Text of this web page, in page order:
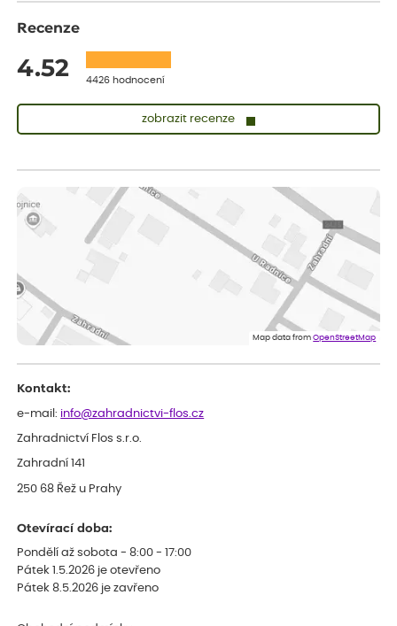
Recenze
4.52 4426 hodnocení
zobrazit recenze
Vše přišlo velice rychle krásně zabalené. Rostlinky po přesazení
velice dobře prospívají
Jarda
Dobrý den, byli jsme spokojeni
Eshop, objednání bylo v pořádku, žádný problém. Jen jsem byla
smutná z dodávky jedné kytky, která nebyla v nejlepší kondici a i
Map data fromOpenStreetMap
Kontakt:
e-mail: info@zahradnictvi-flos.cz
Zahradnictví Flos s.r.o.
Zahradní 141
250 68 Řež u Prahy
Otevírací doba:
Pondělí až sobota - 8:00 - 17:00
Pátek 1.5.2026 je otevřeno
Pátek 8.5.2026 je zavřeno